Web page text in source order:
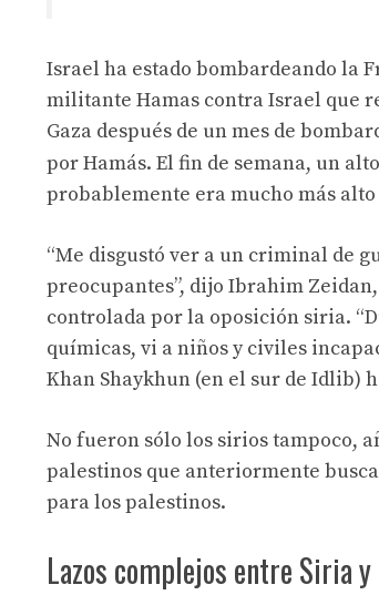
Israel ha estado bombardeando la
militante Hamas contra Israel que
Gaza después de un mes de
por Hamás. El fin de semana, un
probablemente era mucho más alto
“Me disgustó ver a un criminal de
preocupantes”, dijo Ibrahim
controlada por la oposición siria.
químicas, vi a niños y civiles
Khan Shaykhun (en el sur de Idlib)
No fueron sólo los sirios tampoco,
palestinos que anteriormente
para los palestinos.
Lazos complejos entre Siria